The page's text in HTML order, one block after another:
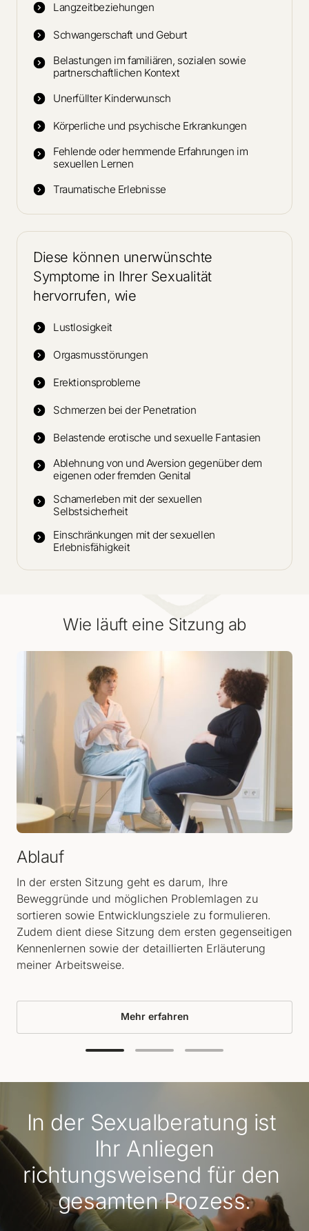
Langzeitbeziehungen
Schwangerschaft und Geburt
Belastungen im familiären, sozialen sowie
partnerschaftlichen Kontext
Unerfüllter Kinderwunsch
Körperliche und psychische Erkrankungen
Fehlende oder hemmende Erfahrungen im
sexuellen Lernen
Traumatische Erlebnisse
Diese können unerwünschte
Symptome in Ihrer Sexualität
hervorrufen, wie
Lustlosigkeit
Orgasmusstörungen
Erektionsprobleme
Schmerzen bei der Penetration
Belastende erotische und sexuelle Fantasien
Ablehnung von und Aversion gegenüber dem
eigenen oder fremden Genital
Schamerleben mit der sexuellen
Selbstsicherheit
Einschränkungen mit der sexuellen
Erlebnisfähigkeit
Wie läuft eine Sitzung ab
Ablauf
In der ersten Sitzung geht es darum, Ihre
Beweggründe und möglichen Problemlagen zu
sortieren sowie Entwicklungsziele zu formulieren.
Zudem dient diese Sitzung dem ersten gegenseitigen
Kennenlernen sowie der detaillierten Erläuterung
meiner Arbeitsweise.
Mehr erfahren
In der Sexualberatung ist
Ihr Anliegen
richtungsweisend für den
gesamten Prozess.